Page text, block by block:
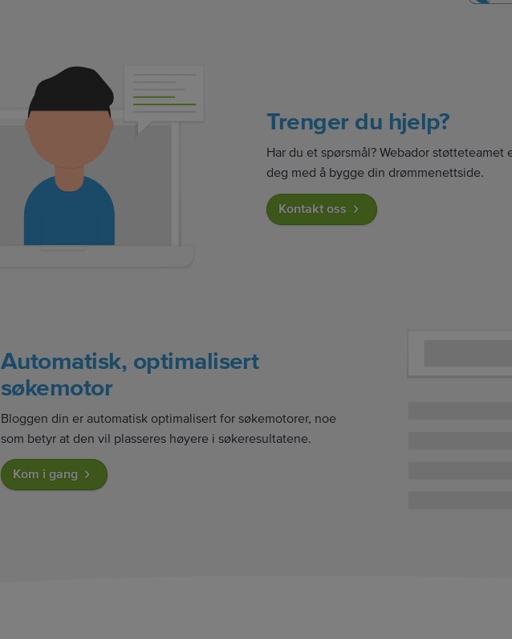
Trenger du hjelp?
Har du et spørsmål? Webador støtteteamet
deg med å bygge din drømmenettside.
Kontakt oss
Automatisk, optimalisert
søkemotor
Bloggen din er automatisk optimalisert for søkemotorer, noe
som betyr at den vil plasseres høyere i søkeresultatene.
Kom i gang